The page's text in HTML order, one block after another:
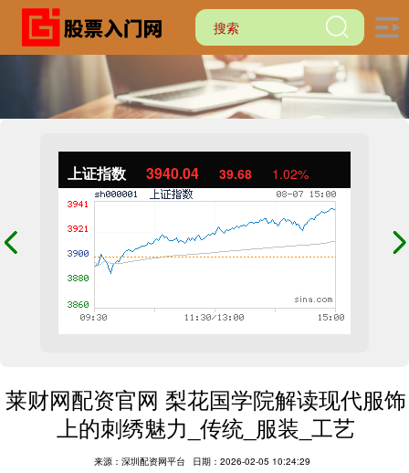
上证指数 3940.04 39.68 1.02%
莱财网配资官网 梨花国学院解读现代服饰
上的刺绣魅力_传统_服装_工艺
来源：深圳配资网平台 日期：2026-02-05 10:24:29